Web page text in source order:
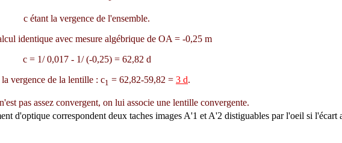
c étant la vergence de l'ensemble.
identique avec mesure algébrique de OA = -0,25 m
c = 1/ 0,017 - 1/ (-0,25) = 62,82 d
vergence de la lentille : c1 = 62,82-59,82 = 3 d.
pas assez convergent, on lui associe une lentille convergente.
d'optique correspondent deux taches images A'1 et A'2 distiguables par l'oeil si l'écart